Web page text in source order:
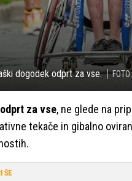
dogodek odprt za vse.
za vse, ne glede na
tekače in gibalno
ŠE